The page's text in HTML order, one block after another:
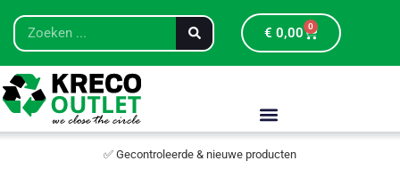
€ 0,00 0
✅ Gecontroleerde & nieuwe producten